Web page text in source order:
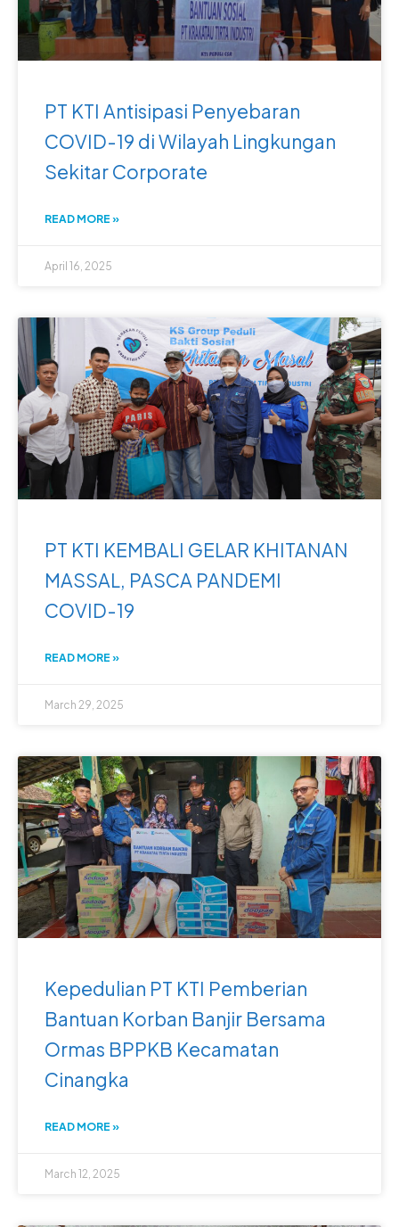
PT KTI Antisipasi Penyebaran
COVID-19 di Wilayah Lingkungan
Sekitar Corporate
READ MORE »
April 16, 2025
PT KTI KEMBALI GELAR KHITANAN
MASSAL, PASCA PANDEMI
COVID-19
READ MORE »
March 29, 2025
Kepedulian PT KTI Pemberian
Bantuan Korban Banjir Bersama
Ormas BPPKB Kecamatan
Cinangka
READ MORE »
March 12, 2025